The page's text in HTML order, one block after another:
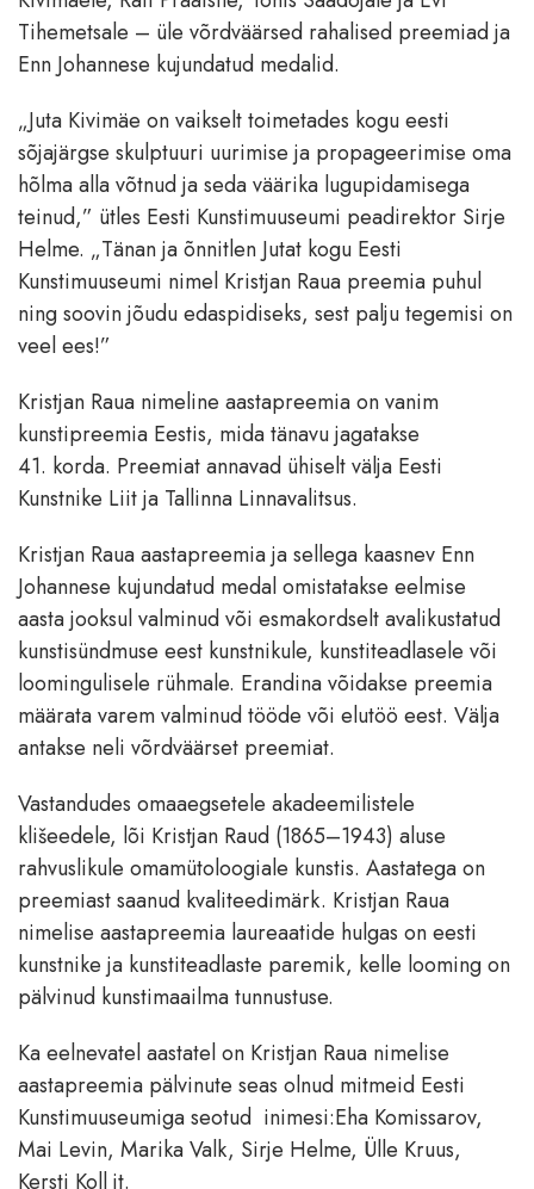
Tihemetsale – üle võrdväärsed rahalised preemiad ja
Enn Johannese kujundatud medalid.
„Juta Kivimäe on vaikselt toimetades kogu eesti
sõjajärgse skulptuuri uurimise ja propageerimise oma
hõlma alla võtnud ja seda väärika lugupidamisega
teinud,” ütles Eesti Kunstimuuseumi peadirektor Sirje
Helme. „Tänan ja õnnitlen Jutat kogu Eesti
Kunstimuuseumi nimel Kristjan Raua preemia puhul
ning soovin jõudu edaspidiseks, sest palju tegemisi on
veel ees!”
Kristjan Raua nimeline aastapreemia on vanim
kunstipreemia Eestis, mida tänavu jagatakse
41. korda. Preemiat annavad ühiselt välja Eesti
Kunstnike Liit ja Tallinna Linnavalitsus.
Kristjan Raua aastapreemia ja sellega kaasnev Enn
Johannese kujundatud medal omistatakse eelmise
aasta jooksul valminud või esmakordselt avalikustatud
kunstisündmuse eest kunstnikule, kunstiteadlasele või
loomingulisele rühmale. Erandina võidakse preemia
määrata varem valminud tööde või elutöö eest. Välja
antakse neli võrdväärset preemiat.
Vastandudes omaaegsetele akadeemilistele
klišeedele, lõi Kristjan Raud (1865–1943) aluse
rahvuslikule omamütoloogiale kunstis. Aastatega on
preemiast saanud kvaliteedimärk. Kristjan Raua
nimelise aastapreemia laureaatide hulgas on eesti
kunstnike ja kunstiteadlaste paremik, kelle looming on
pälvinud kunstimaailma tunnustuse.
Ka eelnevatel aastatel on Kristjan Raua nimelise
aastapreemia pälvinute seas olnud mitmeid Eesti
Kunstimuuseumiga seotud inimesi:Eha Komissarov,
Mai Levin, Marika Valk, Sirje Helme, Ülle Kruus,
Kersti Koll jt.